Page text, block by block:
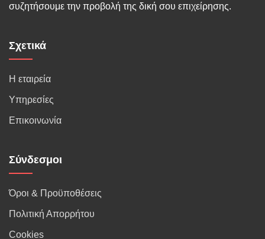
συζητήσουμε την προβολή της δική σου επιχείρησης.
Σχετικά
Η εταιρεία
Υπηρεσίες
Επικοινωνία
Σύνδεσμοι
Όροι & Προϋποθέσεις
Πολιτική Απορρήτου
Cookies